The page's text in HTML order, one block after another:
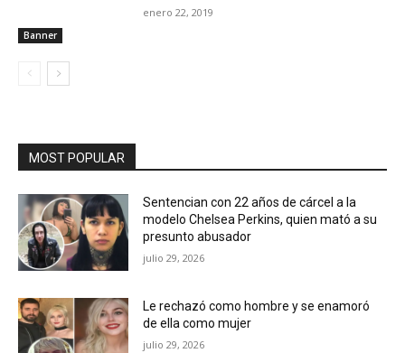
Banner
enero 22, 2019
MOST POPULAR
Sentencian con 22 años de cárcel a la
modelo Chelsea Perkins, quien mató a su
presunto abusador
julio 29, 2026
Le rechazó como hombre y se enamoró
de ella como mujer
julio 29, 2026